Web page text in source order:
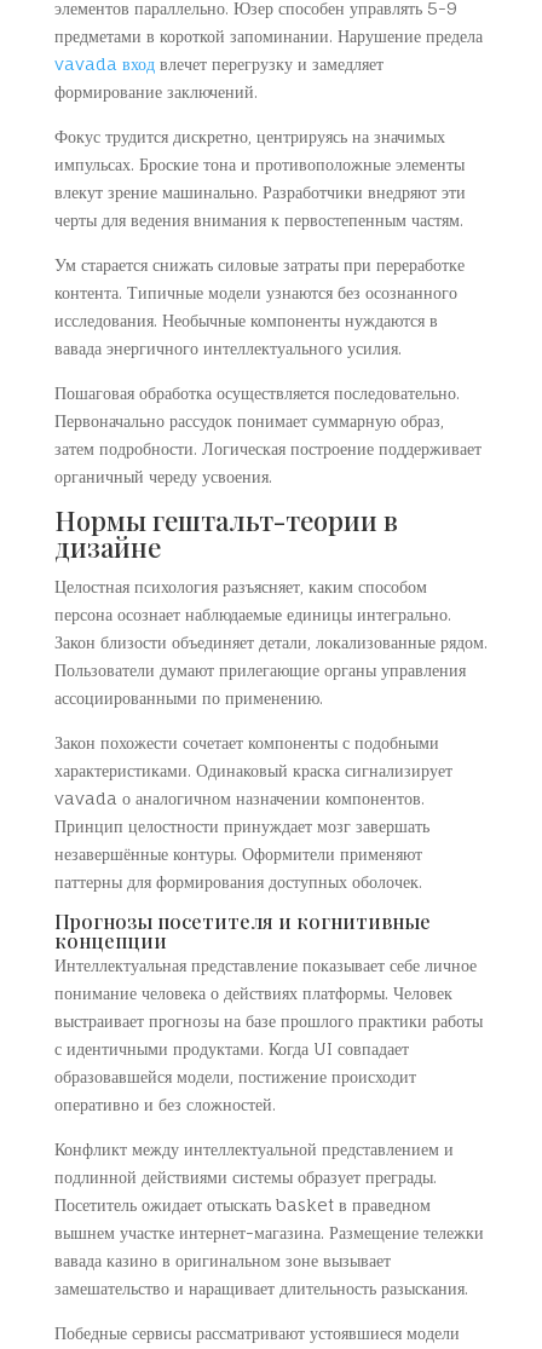
элементов параллельно. Юзер способен управлять 5-9
предметами в короткой запоминании. Нарушение предела
vavada входвлечет перегрузку и замедляет
формирование заключений.
Фокус трудится дискретно, центрируясь на значимых
импульсах. Броские тона и противоположные элементы
влекут зрение машинально. Разработчики внедряют эти
черты для ведения внимания к первостепенным частям.
Ум старается снижать силовые затраты при переработке
контента. Типичные модели узнаются без осознанного
исследования. Необычные компоненты нуждаются в
вавада энергичного интеллектуального усилия.
Пошаговая обработка осуществляется последовательно.
Первоначально рассудок понимает суммарную образ,
затем подробности. Логическая построение поддерживает
органичный череду усвоения.
Нормы гештальт-теории в
дизайне
Целостная психология разъясняет, каким способом
персона осознает наблюдаемые единицы интегрально.
Закон близости объединяет детали, локализованные рядом.
Пользователи думают прилегающие органы управления
ассоциированными по применению.
Закон похожести сочетает компоненты с подобными
характеристиками. Одинаковый краска сигнализирует
vavada о аналогичном назначении компонентов.
Принцип целостности принуждает мозг завершать
незавершённые контуры. Оформители применяют
паттерны для формирования доступных оболочек.
Прогнозы посетителя и когнитивные
концепции
Интеллектуальная представление показывает себе личное
понимание человека о действиях платформы. Человек
выстраивает прогнозы на базе прошлого практики работы
с идентичными продуктами. Когда UI совпадает
образовавшейся модели, постижение происходит
оперативно и без сложностей.
Конфликт между интеллектуальной представлением и
подлинной действиями системы образует преграды.
Посетитель ожидает отыскать basket в праведном
вышнем участке интернет-магазина. Размещение тележки
вавада казино в оригинальном зоне вызывает
замешательство и наращивает длительность разыскания.
Победные сервисы рассматривают устоявшиеся модели